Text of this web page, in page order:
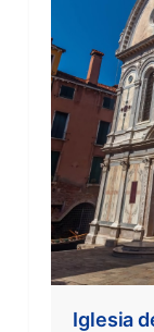
Iglesia